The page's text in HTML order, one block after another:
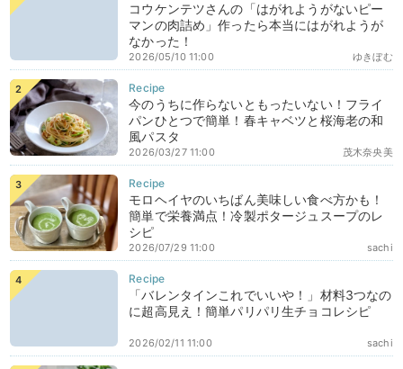
コウケンテツさんの「はがれようがないピー
マンの肉詰め」作ったら本当にはがれようが
なかった！
ゆきぼむ
2026/05/10 11:00
今のうちに作らないともったいない！フライ
パンひとつで簡単！春キャベツと桜海老の和
風パスタ
茂木奈央美
2026/03/27 11:00
モロヘイヤのいちばん美味しい食べ方かも！
簡単で栄養満点！冷製ポタージュスープのレ
シピ
sachi
2026/07/29 11:00
「バレンタインこれでいいや！」材料3つなの
に超高見え！簡単パリパリ生チョコレシピ
sachi
2026/02/11 11:00